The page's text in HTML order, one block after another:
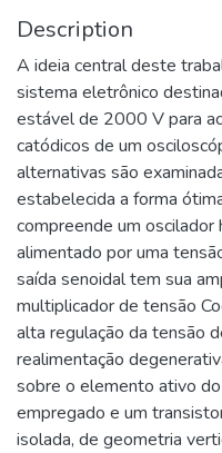
Description
A ideia central deste
sistema eletrônico
estável de 2000 V para
catódicos de um
alternativas são
estabelecida a forma
compreende um oscilador
alimentado por uma
saída senoidal tem sua
multiplicador de tensão
alta regulação da tensão
realimentação
sobre o elemento ativo
empregado e um
isolada, de geometria